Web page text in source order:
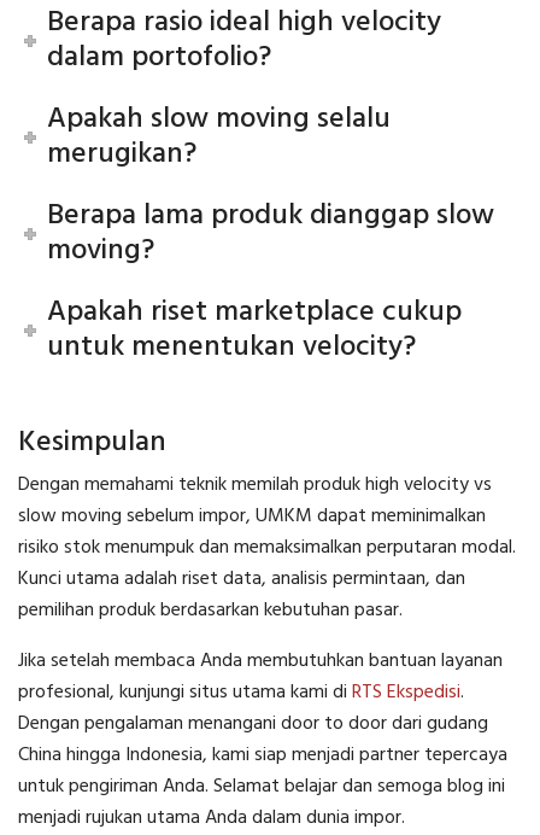
Berapa rasio ideal high velocity
dalam portofolio?
Apakah slow moving selalu
merugikan?
Berapa lama produk dianggap slow
moving?
Apakah riset marketplace cukup
untuk menentukan velocity?
Kesimpulan
Dengan memahami teknik memilah produk high velocity vs
slow moving sebelum impor, UMKM dapat meminimalkan
risiko stok menumpuk dan memaksimalkan perputaran modal.
Kunci utama adalah riset data, analisis permintaan, dan
pemilihan produk berdasarkan kebutuhan pasar.
Jika setelah membaca Anda membutuhkan bantuan layanan
profesional, kunjungi situs utama kami diRTS Ekspedisi.
Dengan pengalaman menangani door to door dari gudang
China hingga Indonesia, kami siap menjadi partner tepercaya
untuk pengiriman Anda. Selamat belajar dan semoga blog ini
menjadi rujukan utama Anda dalam dunia impor.